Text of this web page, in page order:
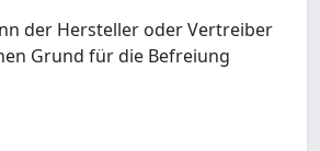
der Hersteller oder Vertreiber
Grund für die Befreiung